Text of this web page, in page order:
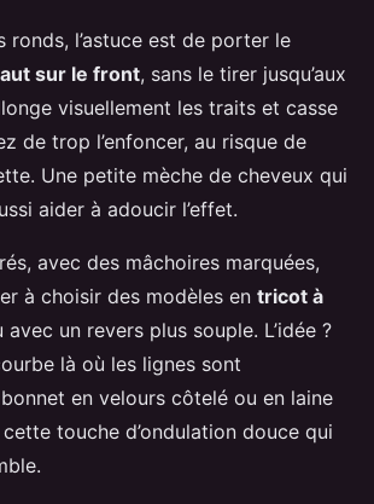
ronds, l’astuce est de porter le
sur le front, sans le tirer jusqu’aux
visuellement les traits et casse
de trop l’enfoncer, au risque de
Une petite mèche de cheveux qui
aider à adoucir l’effet.
avec des mâchoires marquées,
à choisir des modèles en tricot à
avec un revers plus souple. L’idée ?
là où les lignes sont
en velours côtelé ou en laine
touche d’ondulation douce qui